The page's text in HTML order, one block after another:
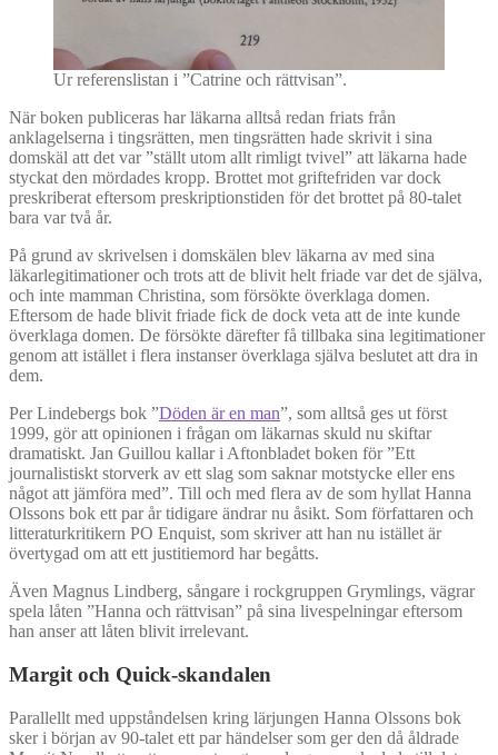
Ur referenslistan i ”Catrine och rättvisan”.
När boken publiceras har läkarna alltså redan friats från
anklagelserna i tingsrätten, men tingsrätten hade skrivit i sina
domskäl att det var ”ställt utom allt rimligt tvivel” att läkarna hade
styckat den mördades kropp. Brottet mot griftefriden var dock
preskriberat eftersom preskriptionstiden för det brottet på 80-talet
bara var två år.
På grund av skrivelsen i domskälen blev läkarna av med sina
läkarlegitimationer och trots att de blivit helt friade var det de själva,
och inte mamman Christina, som försökte överklaga domen.
Eftersom de hade blivit friade fick de dock veta att de inte kunde
överklaga domen. De försökte därefter få tillbaka sina legitimationer
genom att istället i flera instanser överklaga själva beslutet att dra in
dem.
Per Lindebergs bok ”Döden är en man”, som alltså ges ut först
1999, gör att opinionen i frågan om läkarnas skuld nu skiftar
dramatiskt. Jan Guillou kallar i Aftonbladet boken för ”Ett
journalistiskt storverk av ett slag som saknar motstycke eller ens
något att jämföra med”. Till och med flera av de som hyllat Hanna
Olssons bok ett par år tidigare ändrar nu åsikt. Som författaren och
litteraturkritikern PO Enquist, som skriver att han nu istället är
övertygad om att ett justitiemord har begåtts.
Även Magnus Lindberg, sångare i rockgruppen Grymlings, vägrar
spela låten ”Hanna och rättvisan” på sina livespelningar eftersom
han anser att låten blivit irrelevant.
Margit och Quick-skandalen
Parallellt med uppståndelsen kring lärjungen Hanna Olssons bok
sker i början av 90-talet ett par händelser som ger den då åldrade